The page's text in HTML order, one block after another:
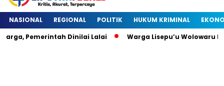
NASIONAL REGIONAL POLITIK HUKUM KRIMINAL
Pemerintah Dinilai Lalai
Warga Lisepu’u Wolowaru